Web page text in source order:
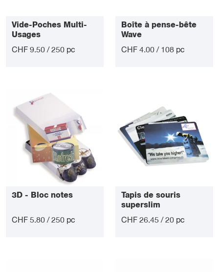
Vide-Poches Multi-
Usages
CHF 9.50 / 250 pc
Boîte à pense-bête
Wave
CHF 4.00 / 108 pc
3D - Bloc notes
CHF 5.80 / 250 pc
Tapis de souris
superslim
CHF 26.45 / 20 pc